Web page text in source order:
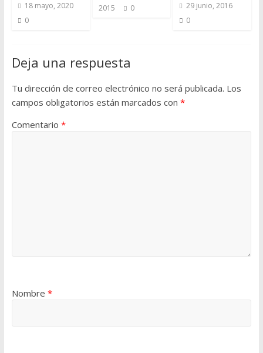
18 mayo, 2020
0
2015
0
29 junio, 2016
0
Deja una respuesta
Tu dirección de correo electrónico no será publicada. Los
campos obligatorios están marcados con *
Comentario *
Nombre *